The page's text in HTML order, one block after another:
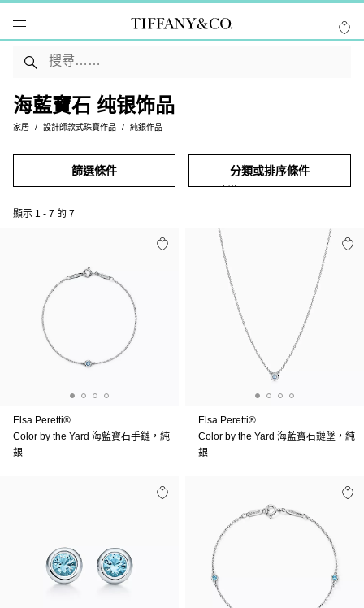
海藍寶石 纯银饰品
家居 設計師款式珠寶作品 純銀作品
篩選條件 分類或排序條件
顯示 1 - 7 的 7
Elsa Peretti®
Color by the Yard 海藍寶石手鏈，純
銀
Elsa Peretti®
Color by the Yard 海藍寶石鏈墜，純
銀